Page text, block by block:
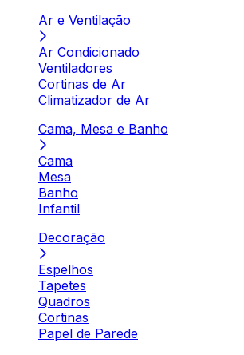
Ar e Ventilação
Ar Condicionado
Ventiladores
Cortinas de Ar
Climatizador de Ar
Cama, Mesa e Banho
Cama
Mesa
Banho
Infantil
Decoração
Espelhos
Tapetes
Quadros
Cortinas
Papel de Parede